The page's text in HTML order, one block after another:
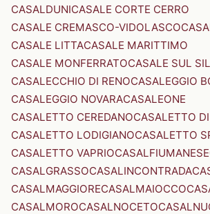
CASALDUNICASALE CORTE CERRO
CASALE CREMASCO-VIDOLASCO
CASALE LITTACASALE MARITTIMO
CASALE MONFERRATOCASALE SUL
CASALECCHIO DI RENOCASALEGGIO
CASALEGGIO NOVARACASALEONE
CASALETTO CEREDANOCASALETTO
CASALETTO LODIGIANOCASALETTO
CASALETTO VAPRIOCASALFIUMANESE
CASALGRASSOCASALINCONTRADA
CASALMAGGIORECASALMAIOCCO
CASALMOROCASALNOCETO